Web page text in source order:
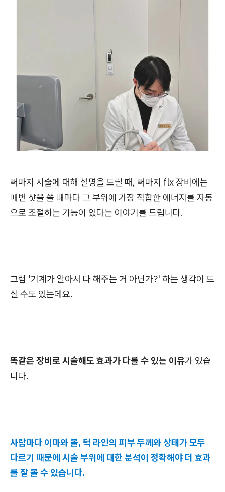
써마지 시술에 대해 설명을 드릴 때, 써마지 flx 장비에는
매번 샷을 쏠 때마다 그 부위에 가장 적합한 에너지를 자동
으로 조절하는 기능이 있다는 이야기를 드립니다.
그럼 '기계가 알아서 다 해주는 거 아닌가?' 하는 생각이 드
실 수도 있는데요.
똑같은 장비로 시술해도 효과가 다를 수 있는 이유가 있습
니다.
사람마다 이마와 볼, 턱 라인의 피부 두께와 상태가 모두
다르기 때문에 시술 부위에 대한 분석이 정확해야 더 효과
를 잘 볼 수 있습니다.